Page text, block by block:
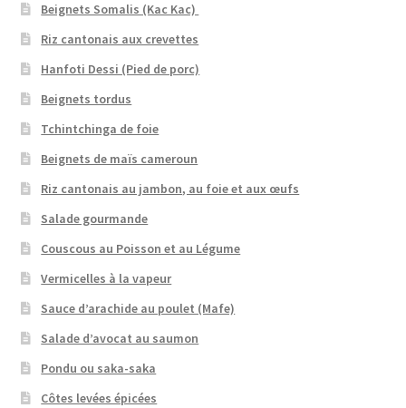
Beignets Somalis (Kac Kac)
Riz cantonais aux crevettes
Hanfoti Dessi (Pied de porc)
Beignets tordus
Tchintchinga de foie
Beignets de maïs cameroun
Riz cantonais au jambon, au foie et aux œufs
Salade gourmande
Couscous au Poisson et au Légume
Vermicelles à la vapeur
Sauce d’arachide au poulet (Mafe)
Salade d’avocat au saumon
Pondu ou saka-saka
Côtes levées épicées